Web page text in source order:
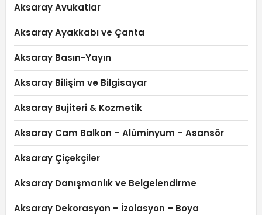
Aksaray Avukatlar
Aksaray Ayakkabı ve Çanta
Aksaray Basın-Yayın
Aksaray Bilişim ve Bilgisayar
Aksaray Bujiteri & Kozmetik
Aksaray Cam Balkon – Alüminyum – Asansör
Aksaray Çiçekçiler
Aksaray Danışmanlık ve Belgelendirme
Aksaray Dekorasyon – İzolasyon – Boya